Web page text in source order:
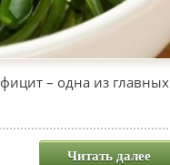
– одна из главных
Читать далее